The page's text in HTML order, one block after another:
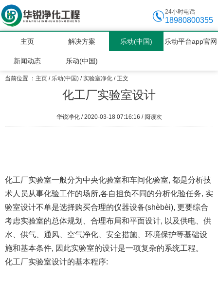
24小时电话
18980800355
主页 解决方案 乐动(中国) 乐动平台app官网
新闻动态 乐动(中国)
当前位置 ： 主页 / 乐动(中国) /实验室净化 / 正文
化工厂实验室设计
华锐净化 / 2020-03-18 07:16:16 / 阅读次
化工厂实验室一般分为中央化验室和车间化验室, 都是分析技
术人员从事化验工作的场所,各自担负不同的分析化验任务, 实
验室设计不单是选择购买合理的仪器设备(shèbèi), 更要综合
考虑实验室的总体规划、合理布局和平面设计, 以及供电、供
水、供气、通风、空气净化、安全措施、环境保护等基础设
施和基本条件, 因此实验室的设计是一项复杂的系统工程。
化工厂实验室设计的基本程序: